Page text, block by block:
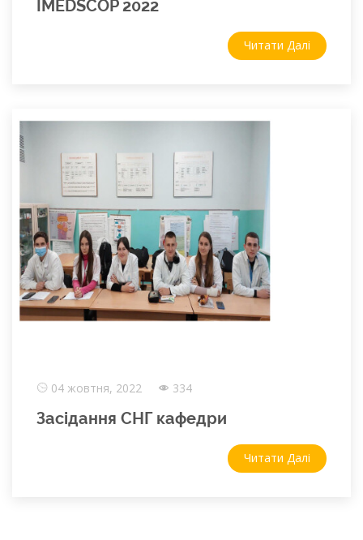
IMEDSCOP 2022
Читати Далі
04 жовтня, 2022 334
Засідання СНГ кафедри
Читати Далі